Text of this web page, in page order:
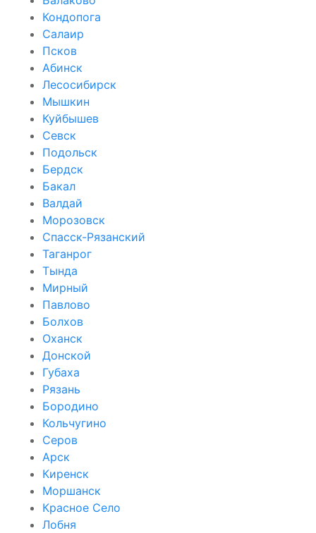
Кондопога
Салаир
Псков
Абинск
Лесосибирск
Мышкин
Куйбышев
Севск
Подольск
Бердск
Бакал
Валдай
Морозовск
Спасск-Рязанский
Таганрог
Тында
Мирный
Павлово
Болхов
Оханск
Донской
Губаха
Рязань
Бородино
Кольчугино
Серов
Арск
Киренск
Моршанск
Красное Село
Лобня